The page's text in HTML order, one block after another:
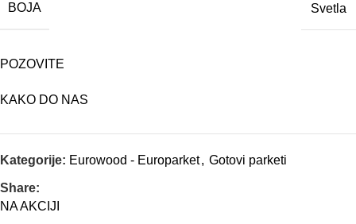
BOJA Svetla
POZOVITE
KAKO DO NAS
Kategorije: Eurowood - Europarket, Gotovi parketi
Share:
NA AKCIJI